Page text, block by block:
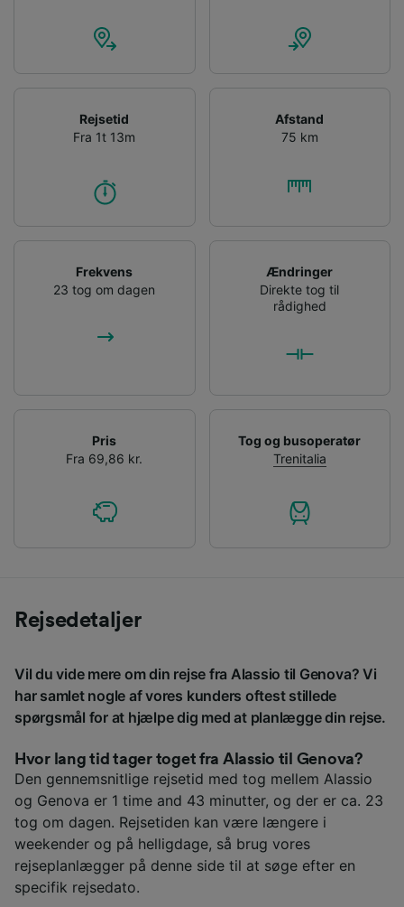
Rejsetid
Fra 1t 13m
Afstand
75 km
Frekvens
23 tog om dagen
Ændringer
Direkte tog til
rådighed
Pris
Fra 69,86 kr.
Tog og busoperatør
Trenitalia
Rejsedetaljer
Vil du vide mere om din rejse fra Alassio til Genova? Vi
har samlet nogle af vores kunders oftest stillede
spørgsmål for at hjælpe dig med at planlægge din rejse.
Hvor lang tid tager toget fra Alassio til Genova?
Den gennemsnitlige rejsetid med tog mellem Alassio
og Genova er 1 time and 43 minutter, og der er ca. 23
tog om dagen. Rejsetiden kan være længere i
weekender og på helligdage, så brug vores
rejseplanlægger på denne side til at søge efter en
specifik rejsedato.